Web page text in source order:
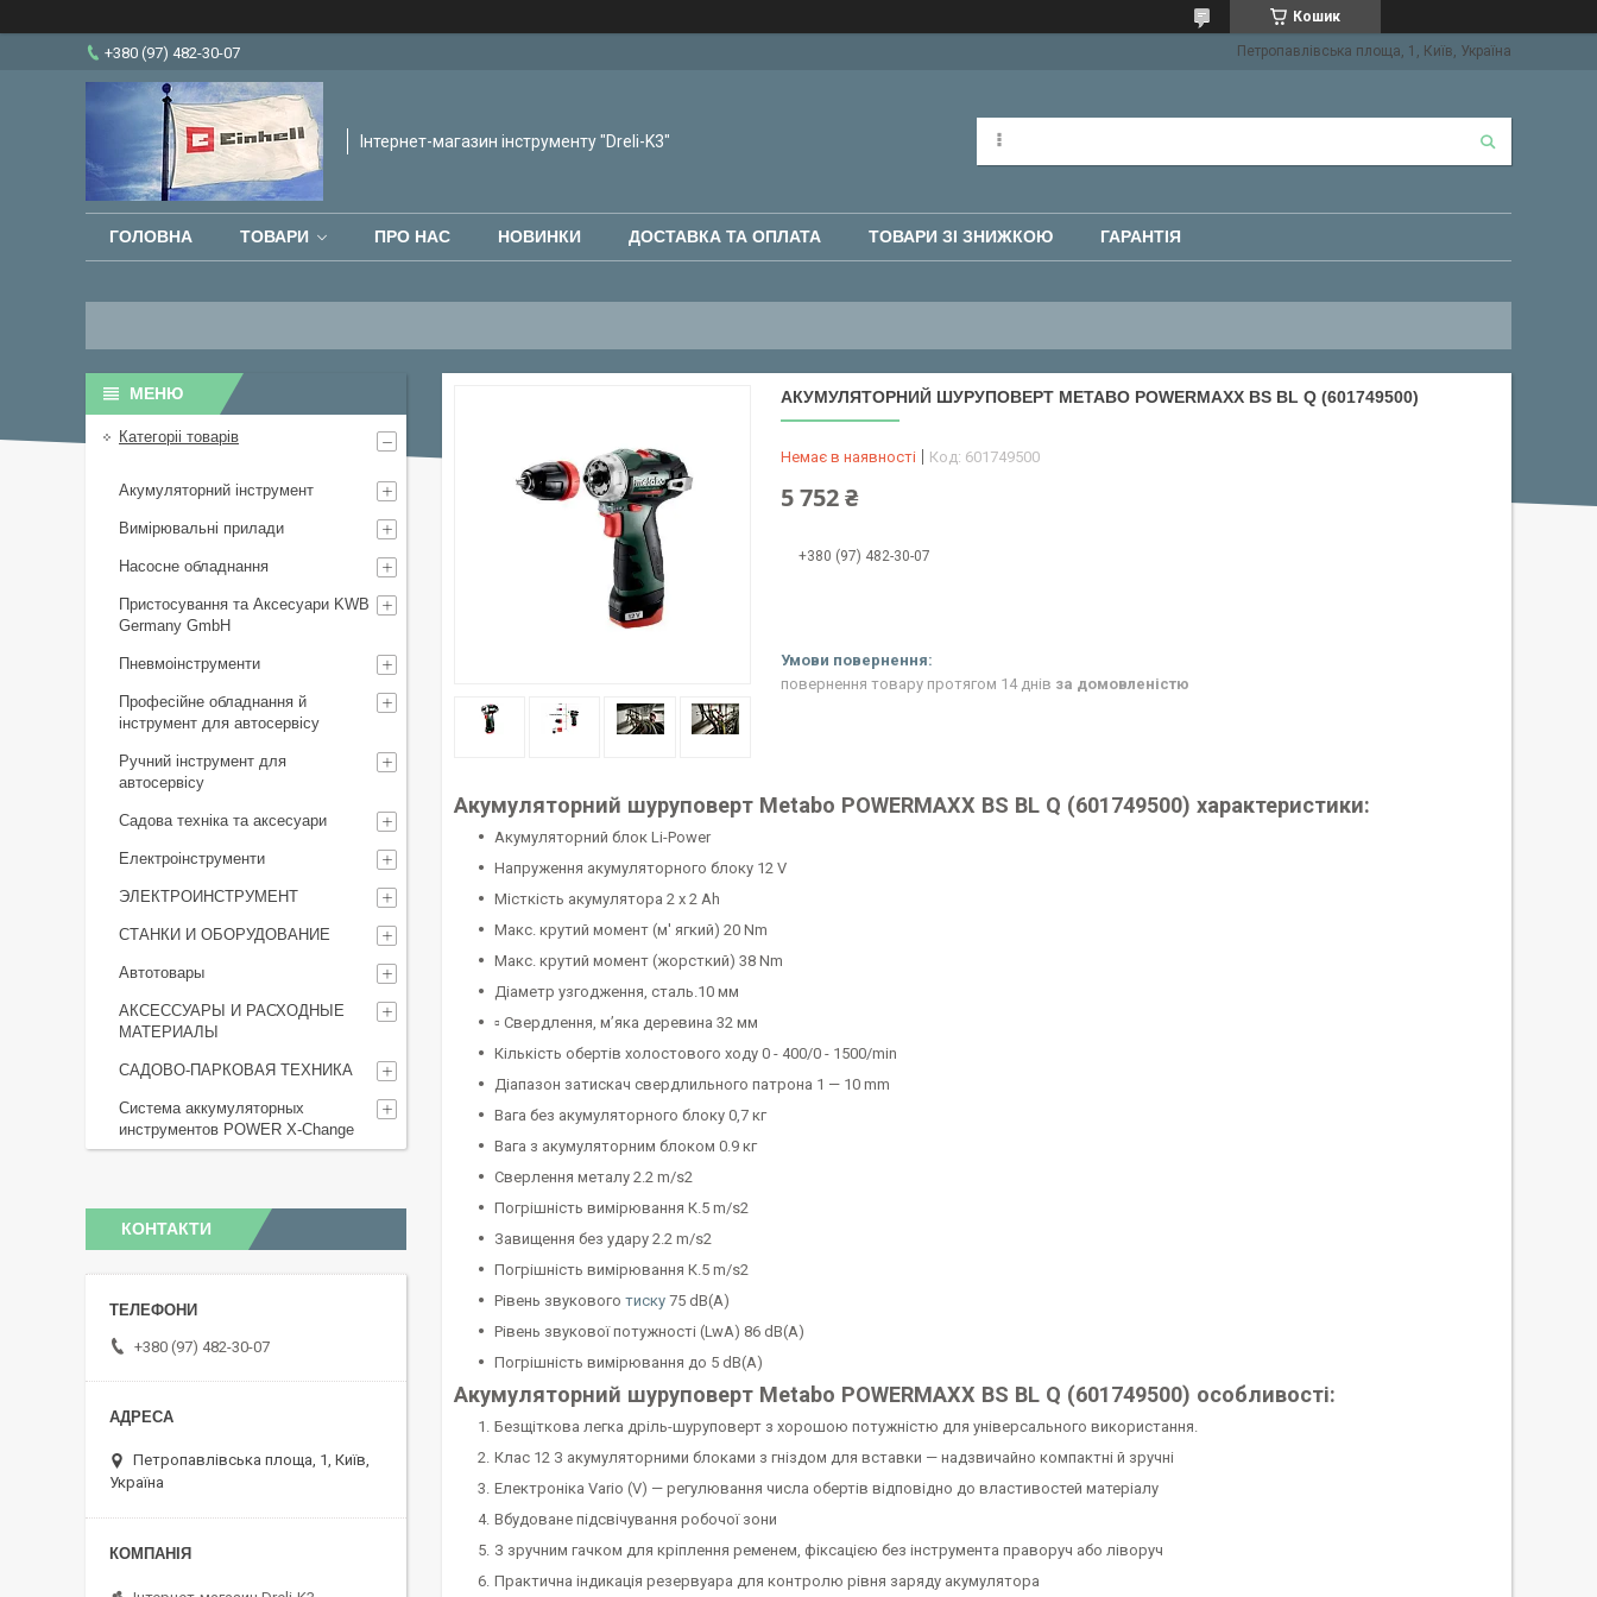
Кошик
+380 (97) 482-30-07 Петропавлівська площа, 1, Київ, Україна
Інтернет-магазин інструменту "Dreli-K3"
ГОЛОВНА ТОВАРИ ПРО НАС НОВИНКИ ДОСТАВКА ТА ОПЛАТА ТОВАРИ ЗІ ЗНИЖКОЮ ГАРАНТІЯ
АКУМУЛЯТОРНИЙ ШУРУПОВЕРТ METABO POWERMAXX BS BL Q (601749500)
Немає в наявності Код: 601749500
5 752 ₴
+380 (97) 482-30-07
повернення товару протягом 14 днів за домовленістю
Акумуляторний шуруповерт Metabo POWERMAXX BS BL Q (601749500) характеристики:
Акумуляторний блок Li-Power
Напруження акумуляторного блоку 12 V
Місткість акумулятора 2 x 2 Ah
Макс. крутий момент (м' ягкий) 20 Nm
Макс. крутий момент (жорсткий) 38 Nm
Діаметр узгодження, сталь.10 мм
▫ Свердлення, м’яка деревина 32 мм
Кількість обертів холостового ходу 0 - 400/0 - 1500/min
Діапазон затискач свердлильного патрона 1 — 10 mm
Вага без акумуляторного блоку 0,7 кг
Вага з акумуляторним блоком 0.9 кг
Сверлення металу 2.2 m/s2
Погрішність вимірювання К.5 m/s2
Завищення без удару 2.2 m/s2
Погрішність вимірювання К.5 m/s2
Рівень звукового тиску 75 dB(A)
Рівень звукової потужності (LwA) 86 dB(A)
Погрішність вимірювання до 5 dB(A)
Акумуляторний шуруповерт Metabo POWERMAXX BS BL Q (601749500) особливості:
Безщіткова легка дріль-шуруповерт з хорошою потужністю для універсального використання.
Клас 12 З акумуляторними блоками з гніздом для вставки — надзвичайно компактні й зручні
Електроніка Vario (V) — регулювання числа обертів відповідно до властивостей матеріалу
Вбудоване підсвічування робочої зони
З зручним гачком для кріплення ременем, фіксацією без інструмента праворуч або ліворуч
Практична індикація резервуара для контролю рівня заряду акумулятора
Категоріі товарів
Акумуляторний інструмент
Вимірювальні прилади
Насосне обладнання
Пристосування та Аксесуари KWB
Germany GmbH
Пневмоінструменти
Професійне обладнання й
інструмент для автосервісу
Ручний інструмент для
автосервісу
Садова техніка та аксесуари
Електроінструменти
ЭЛЕКТРОИНСТРУМЕНТ
СТАНКИ И ОБОРУДОВАНИЕ
Автотовары
АКСЕССУАРЫ И РАСХОДНЫЕ
МАТЕРИАЛЫ
САДОВО-ПАРКОВАЯ ТЕХНИКА
Система аккумуляторных
инструментов POWER X-Change
КОНТАКТИ
+380 (97) 482-30-07
Петропавлівська площа, 1, Київ,
Україна